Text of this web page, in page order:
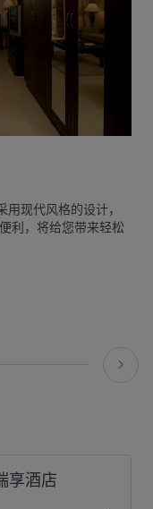
现代风格的设计，
利，将给您带来轻松
享酒店